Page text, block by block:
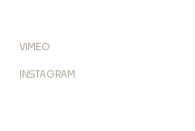
VIMEO
INSTAGRAM